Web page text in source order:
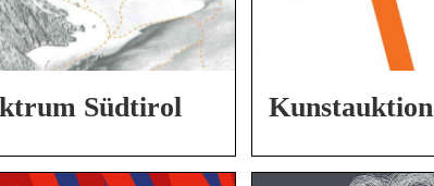
Südtirol Kunstauktion